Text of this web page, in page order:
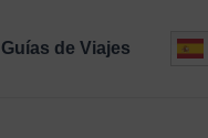
Guías de Viajes